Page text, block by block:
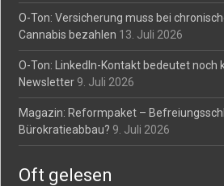
O-Ton: Versicherung muss bei
Cannabis bezahlen 13. Juli 2026
O-Ton: LinkedIn-Kontakt bedeutet noch
Newsletter 9. Juli 2026
Magazin: Reformpaket –
Bürokratieabbau? 9. Juli 2026
Oft gelesen